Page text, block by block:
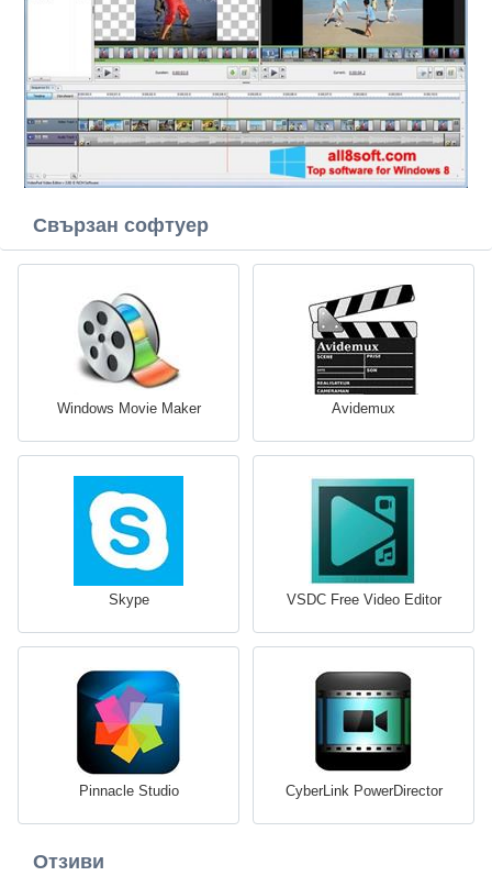
Свързан софтуер
Windows Movie Maker Avidemux
Skype VSDC Free Video Editor
Pinnacle Studio CyberLink PowerDirector
Отзиви